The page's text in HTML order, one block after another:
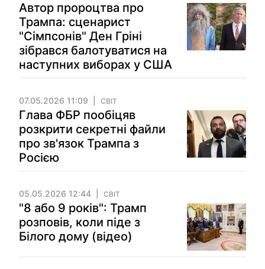
Автор пророцтва про
Трампа: сценарист
"Сімпсонів" Ден Гріні
зібрався балотуватися на
наступних виборах у США
07.05.2026 11:09 СВІТ
Глава ФБР пообіцяв
розкрити секретні файли
про зв'язок Трампа з
Росією
05.05.2026 12:44 СВІТ
"8 або 9 років": Трамп
розповів, коли піде з
Білого дому (відео)